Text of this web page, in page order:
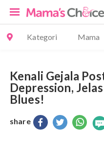
Kategori Mama
Kenali Gejala
Depression,
Blues!
share